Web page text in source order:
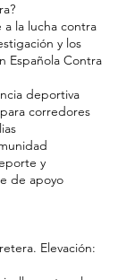
a la lucha contra
y los
Española Contra
deportiva
corredores
y
de apoyo
Elevación: